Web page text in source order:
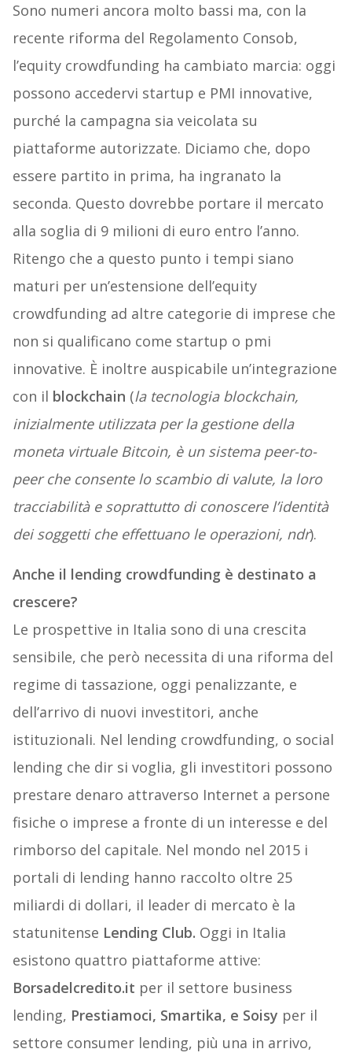
Sono numeri ancora molto bassi ma, con la
recente riforma del Regolamento Consob,
l’equity crowdfunding ha cambiato marcia: oggi
possono accedervi startup e PMI innovative,
purché la campagna sia veicolata su
piattaforme autorizzate. Diciamo che, dopo
essere partito in prima, ha ingranato la
seconda. Questo dovrebbe portare il mercato
alla soglia di 9 milioni di euro entro l’anno.
Ritengo che a questo punto i tempi siano
maturi per un’estensione dell’equity
crowdfunding ad altre categorie di imprese che
non si qualificano come startup o pmi
innovative. È inoltre auspicabile un’integrazione
con il blockchain (la tecnologia blockchain,
inizialmente utilizzata per la gestione della
moneta virtuale Bitcoin, è un sistema peer-to-
peer che consente lo scambio di valute, la loro
tracciabilità e soprattutto di conoscere l’identità
dei soggetti che effettuano le operazioni, ndr).
Anche il lending crowdfunding è destinato a
crescere?
Le prospettive in Italia sono di una crescita
sensibile, che però necessita di una riforma del
regime di tassazione, oggi penalizzante, e
dell’arrivo di nuovi investitori, anche
istituzionali. Nel lending crowdfunding, o social
lending che dir si voglia, gli investitori possono
prestare denaro attraverso Internet a persone
fisiche o imprese a fronte di un interesse e del
rimborso del capitale. Nel mondo nel 2015 i
portali di lending hanno raccolto oltre 25
miliardi di dollari, il leader di mercato è la
statunitense Lending Club. Oggi in Italia
esistono quattro piattaforme attive:
Borsadelcredito.it per il settore business
lending, Prestiamoci, Smartika, e Soisy per il
settore consumer lending, più una in arrivo,